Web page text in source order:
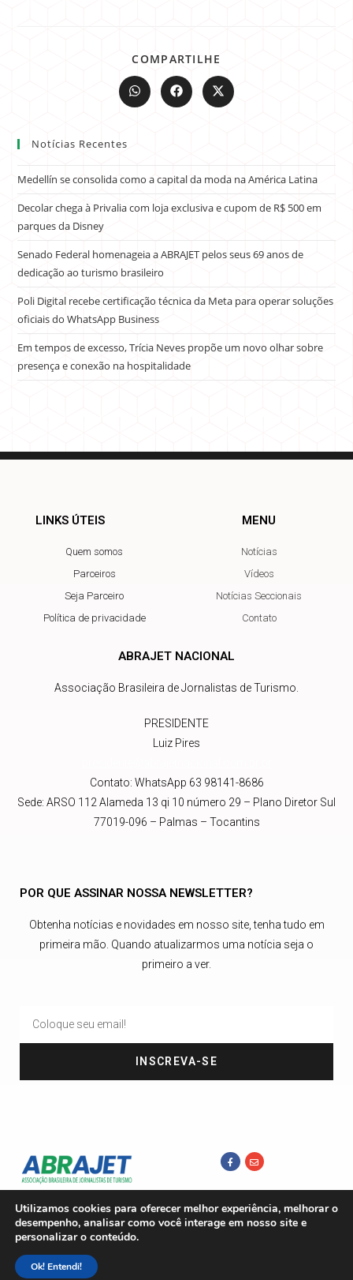
COMPARTILHE
Notícias Recentes
Medellín se consolida como a capital da moda na América Latina
Decolar chega à Privalia com loja exclusiva e cupom de R$ 500 em
parques da Disney
Senado Federal homenageia a ABRAJET pelos seus 69 anos de
dedicação ao turismo brasileiro
Poli Digital recebe certificação técnica da Meta para operar soluções
oficiais do WhatsApp Business
Em tempos de excesso, Trícia Neves propõe um novo olhar sobre
presença e conexão na hospitalidade
LINKS ÚTEIS
Quem somos
Parceiros
Seja Parceiro
Política de privacidade
MENU
Notícias
Vídeos
Notícias Seccionais
Contato
ABRAJET NACIONAL
Associação Brasileira de Jornalistas de Turismo.
PRESIDENTE
Luiz Pires
Contato: WhatsApp 63 98141-8686
Sede: ARSO 112 Alameda 13 qi 10 número 29 – Plano Diretor Sul
77019-096 – Palmas – Tocantins
POR QUE ASSINAR NOSSA NEWSLETTER?
Obtenha notícias e novidades em nosso site, tenha tudo em
primeira mão. Quando atualizarmos uma notícia seja o
primeiro a ver.
INSCREVA-SE
Utilizamos cookies para oferecer melhor experiência, melhorar o
desempenho, analisar como você interage em nosso site e
personalizar o conteúdo.
Ok! Entendi!